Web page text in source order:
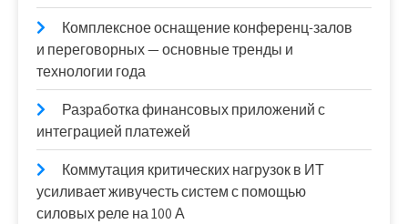
Комплексное оснащение конференц-залов
и переговорных — основные тренды и
технологии года
Разработка финансовых приложений с
интеграцией платежей
Коммутация критических нагрузок в ИТ
усиливает живучесть систем с помощью
силовых реле на 100 А